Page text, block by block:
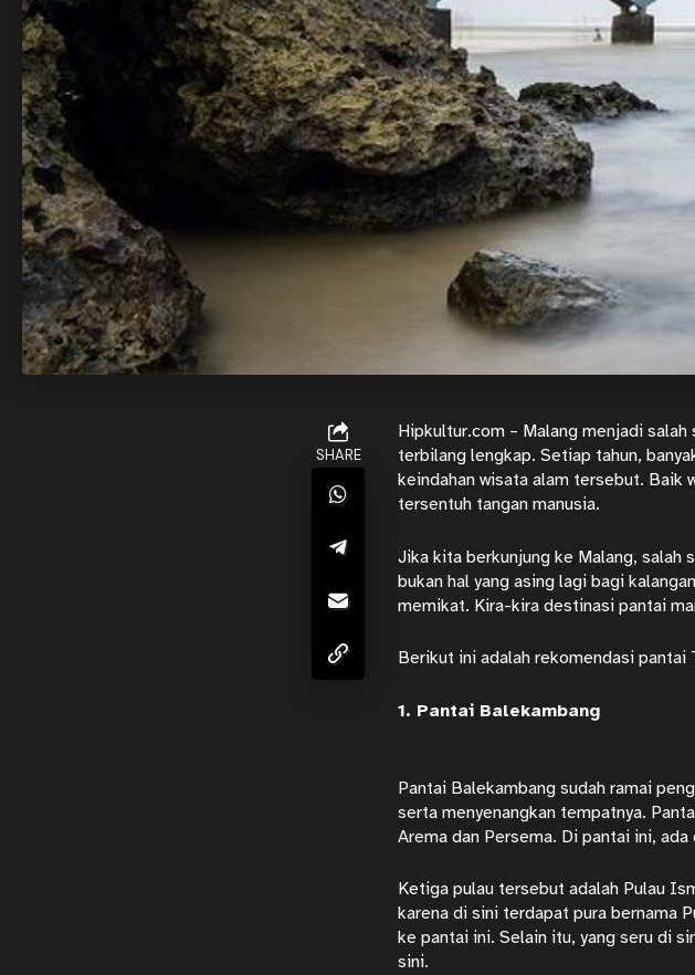
SHARE
Hipkultur.com – Malang menjadi
terbilang lengkap. Setiap tahun,
keindahan wisata alam tersebut. Baik
tersentuh tangan manusia.
Jika kita berkunjung ke Malang, salah
bukan hal yang asing lagi bagi
memikat. Kira-kira destinasi pantai
Berikut ini adalah rekomendasi pantai
1. Pantai Balekambang
Pantai Balekambang sudah ramai
serta menyenangkan tempatnya.
Arema dan Persema. Di pantai ini,
Ketiga pulau tersebut adalah Pulau
karena di sini terdapat pura bernama
ke pantai ini. Selain itu, yang seru di
sini.